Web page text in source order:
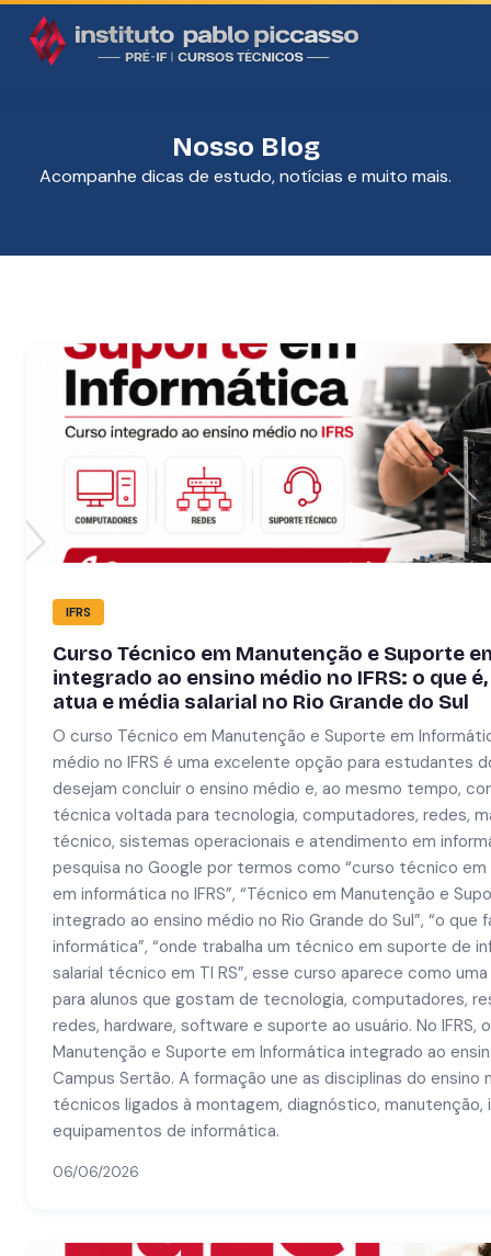
Nosso Blog
Acompanhe dicas de estudo, notícias e muito mais.
IFRS
Curso Técnico em Manutenção e Suporte
integrado ao ensino médio no IFRS: o que
atua e média salarial no Rio Grande do Sul
O curso Técnico em Manutenção e Suporte em
médio no IFRS é uma excelente opção para estudantes
desejam concluir o ensino médio e, ao mesmo tempo,
técnica voltada para tecnologia, computadores, redes,
técnico, sistemas operacionais e atendimento em
pesquisa no Google por termos como “curso técnico
em informática no IFRS”, “Técnico em Manutenção e
integrado ao ensino médio no Rio Grande do Sul”, “o
informática”, “onde trabalha um técnico em suporte de
salarial técnico em TI RS”, esse curso aparece como
para alunos que gostam de tecnologia, computadores,
redes, hardware, software e suporte ao usuário. No IFRS,
Manutenção e Suporte em Informática integrado ao
Campus Sertão. A formação une as disciplinas do
técnicos ligados à montagem, diagnóstico,
equipamentos de informática.
06/06/2026